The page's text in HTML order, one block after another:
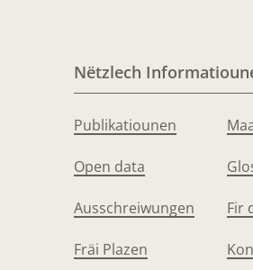
Nëtzlech
Publikatiounen
Open data
Ausschreiwungen
Fräi Plazen
Fir